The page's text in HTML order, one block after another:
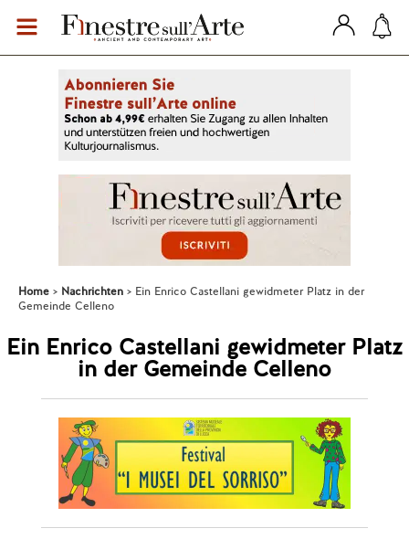
Home Nachrichten
Ein Enrico Castellani gewidmeter Platz in der
Gemeinde Celleno
Ein Enrico Castellani gewidmeter Platz
in der Gemeinde Celleno